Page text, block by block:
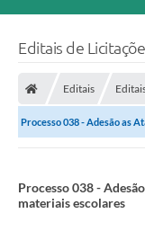
Transparência Pública
Processo Seletivo/
Online
Plano Diretor
Editais de
Editais
Processo 038 - Adesão as
Processo 038 -
materiais escolares